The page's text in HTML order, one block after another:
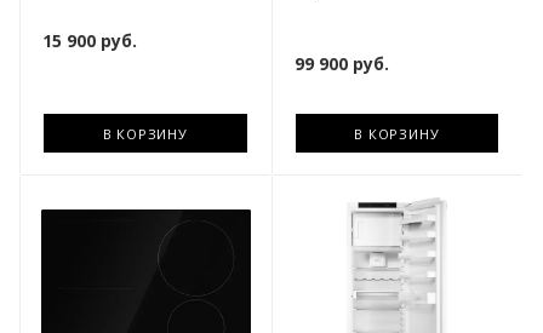
15 900 руб.
В КОРЗИНУ
99 900руб.
В КОРЗИНУ